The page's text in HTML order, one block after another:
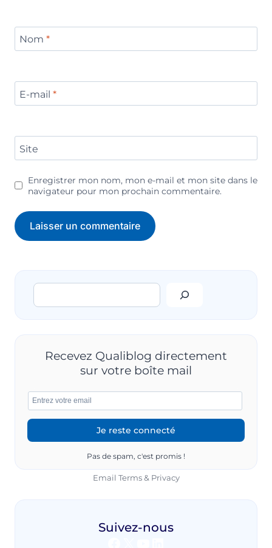
Nom *
E-mail *
Site
Enregistrer mon nom, mon e-mail et mon site dans le
navigateur pour mon prochain commentaire.
Rechercher
Recevez Qualiblog directement
sur votre boîte mail
Pas de spam, c'est promis !
Email Terms& Privacy
Suivez-nous